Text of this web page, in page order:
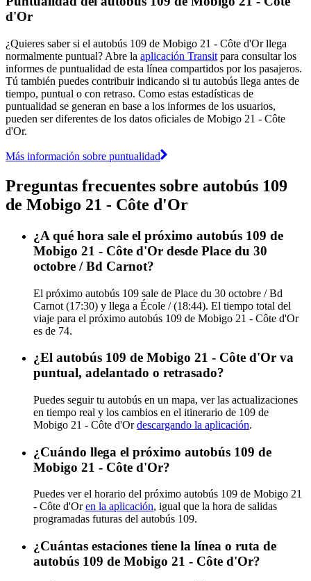
d'Or
¿Quieres saber si el autobús 109 de Mobigo 21 - Côte d'Or llega
normalmente puntual? Abre la aplicación Transit para consultar los
informes de puntualidad de esta línea compartidos por los pasajeros.
Tú también puedes contribuir indicando si tu autobús llega antes de
tiempo, puntual o con retraso. Como estas estadísticas de
puntualidad se generan en base a los informes de los usuarios,
pueden ser diferentes de los datos oficiales de Mobigo 21 - Côte
d'Or.
Más información sobre puntualidad
Preguntas frecuentes sobre autobús 109
de Mobigo 21 - Côte d'Or
¿A qué hora sale el próximo autobús 109 de
Mobigo 21 - Côte d'Or desde Place du 30
octobre / Bd Carnot?
El próximo autobús 109 sale de Place du 30 octobre / Bd
Carnot (17:30) y llega a École / (18:44). El tiempo total del
viaje para el próximo autobús 109 de Mobigo 21 - Côte d'Or
es de 74.
¿El autobús 109 de Mobigo 21 - Côte d'Or va
puntual, adelantado o retrasado?
Puedes seguir tu autobús en un mapa, ver las actualizaciones
en tiempo real y los cambios en el itinerario de 109 de
Mobigo 21 - Côte d'Ordescargando la aplicación.
¿Cuándo llega el próximo autobús 109 de
Mobigo 21 - Côte d'Or?
Puedes ver el horario del próximo autobús 109 de Mobigo 21
- Côte d'Oren la aplicación, igual que la hora de salidas
programadas futuras del autobús 109.
¿Cuántas estaciones tiene la línea o ruta de
autobús 109 de Mobigo 21 - Côte d'Or?